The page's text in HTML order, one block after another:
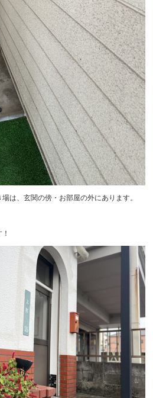
は、玄関の傍・お部屋の外にあります。